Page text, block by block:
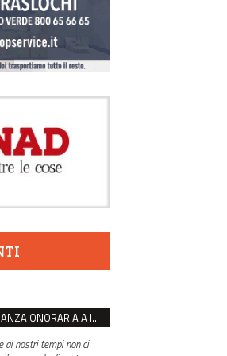
VENTASSO, SÌ ALLA CITTADINANZA ONORARIA A IVA ZANICCHI. MA BARGIACCHI: “È DI PESSIMO GUSTO”
ai nostri tempi non ci